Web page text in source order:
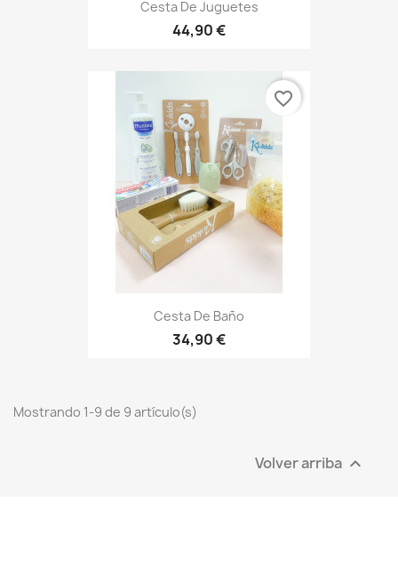
Cesta De Juguetes
44,90 €
Cesta De Baño
34,90 €
favorite_border
Mostrando 1-9 de 9 artículo(s)
Volver arriba 